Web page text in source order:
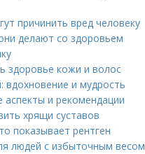
причинить вред человеку
делают со здоровьем
здоровье кожи и волос
вдохновение и мудрость
и рекомендации
хрящи суставов
показывает рентген
людей с избыточным весом